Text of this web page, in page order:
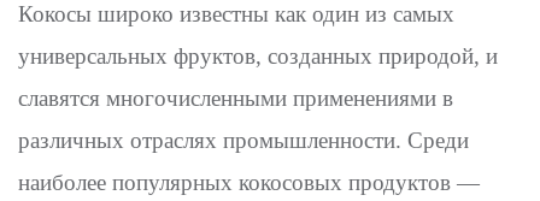
Кокосы широко известны как один из самых
универсальных фруктов, созданных природой, и
славятся многочисленными применениями в
различных отраслях промышленности. Среди
наиболее популярных кокосовых продуктов —